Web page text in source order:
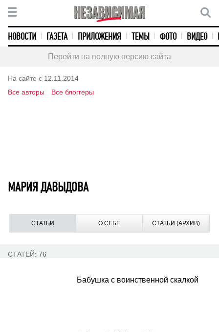
НОВОСТИ ГАЗЕТА ПРИЛОЖЕНИЯ ТЕМЫ ФОТО ВИДЕО
Перейти на полную версию сайта
На сайте с 12.11.2014
Все авторы
Все блоггеры
МАРИЯ ДАВЫДОВА
СТАТЬИ О СЕБЕ СТАТЬИ (АРХИВ)
СТАТЕЙ: 76
Бабушка с воинственной скалкой